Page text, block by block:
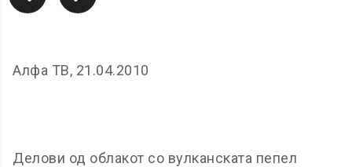
Алфа ТВ, 21.04.2010
Делови од облакот со вулканската пепел